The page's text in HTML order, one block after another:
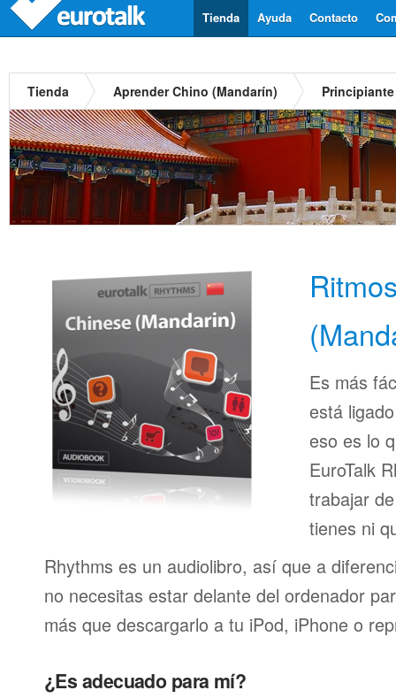
Contacto
Ayuda
Tienda
Tienda Aprender Chino (Mandarín) Principiante
Es más
está
eso es lo
EuroTalk
trabajar
tienes ni
Rhythms es un audiolibro, así que a
no necesitas estar delante del ordenador
más que descargarlo a tu iPod, iPhone o
¿Es adecuado para mí?